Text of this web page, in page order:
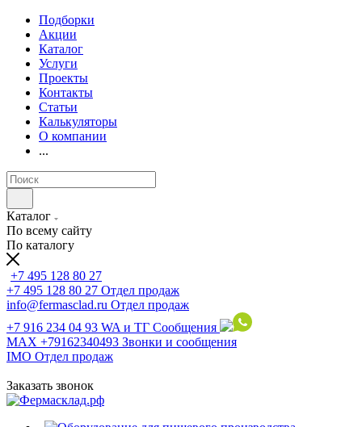
Подборки
Акции
Каталог
Услуги
Проекты
Контакты
Статьи
Калькуляторы
О компании
...
Каталог
По всему сайту
По каталогу
+7 495 128 80 27
+7 495 128 80 27 Отдел продаж
info@fermasclad.ru Отдел продаж
+7 916 234 04 93 WA и ТГ Сообщения
MAX +79162340493 Звонки и сообщения
IMO Отдел продаж
Заказать звонок